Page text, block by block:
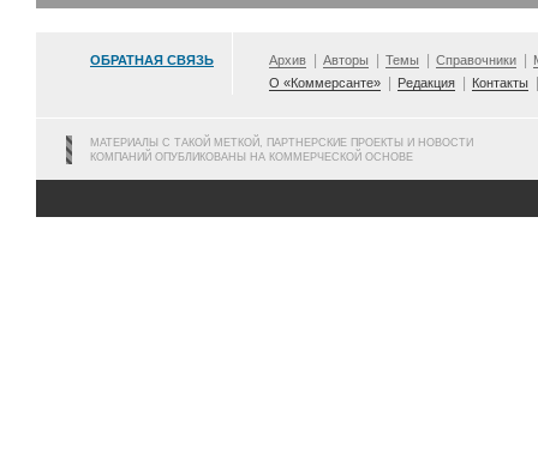
ОБРАТНАЯ СВЯЗЬ Архив Авторы Темы Справочники
О «Коммерсанте»
Редакция Контакты
МАТЕРИАЛЫ С ТАКОЙ МЕТКОЙ, ПАРТНЕРСКИЕ ПРОЕКТЫ И НОВОСТИ
КОМПАНИЙ ОПУБЛИКОВАНЫ НА КОММЕРЧЕСКОЙ ОСНОВЕ